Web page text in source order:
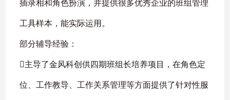
插录相和角色扮演，并提供很多优秀企业的班组管理
工具样本，能实际运用。
部分辅导经验：
主导了金风科创供四期班组长培养项目，在角色定
位、工作教导、工作关系管理等方面提供了针对性服